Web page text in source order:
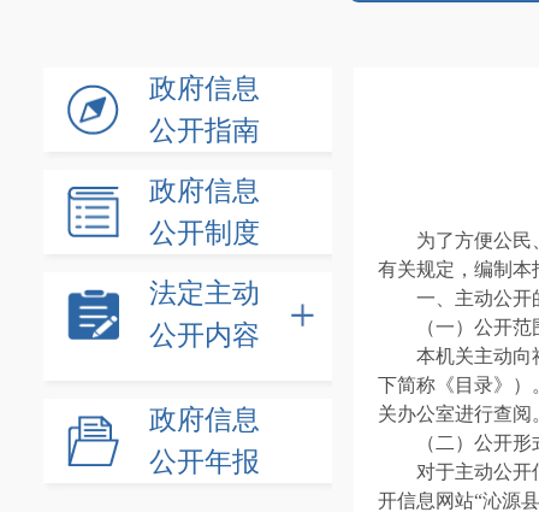
政府信息
公开指南
政府信息
公开制度
法定主动
公开内容
政府信息
公开年报
为了方便公民
有关规定，编
一、主动公
（一）公开范
本机关主动向
下简称《目录》）
关办公室进行查阅
（二）公开形
对于主动公开
开信息网站“沁源